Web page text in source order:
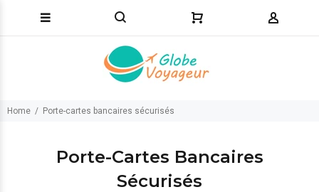
Home Porte-cartes bancaires sécurisés
Porte-Cartes Bancaires
Sécurisés